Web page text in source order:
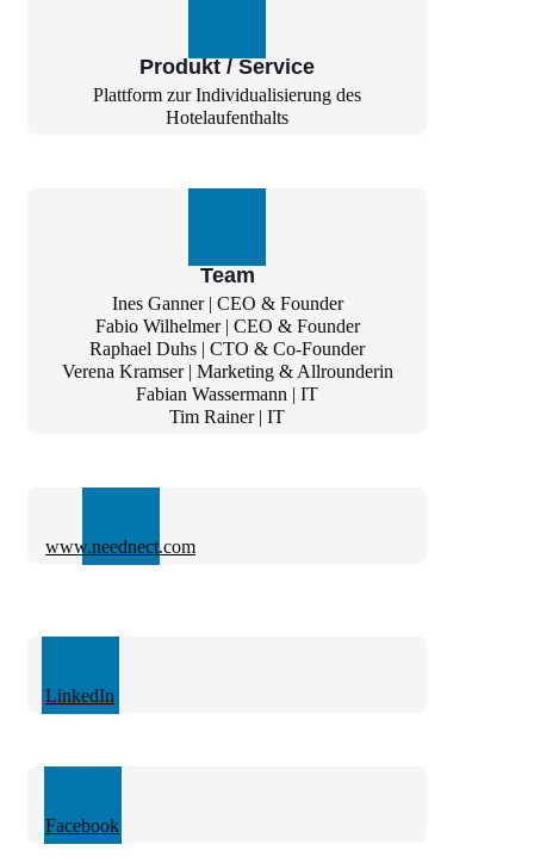
Produkt / Service
Plattform zur Individualisierung des
Hotelaufenthalts
Team
Ines Ganner | CEO & Founder
Fabio Wilhelmer | CEO & Founder
Raphael Duhs | CTO & Co-Founder
Verena Kramser | Marketing & Allrounderin
Fabian Wassermann | IT
Tim Rainer | IT
www.neednect.com
LinkedIn
Facebook